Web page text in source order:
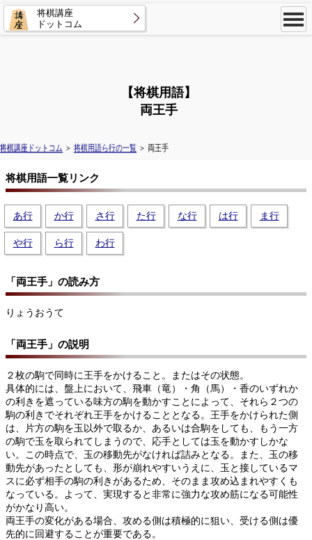
将棋講座
ドットコム
【将棋用語】
両王手
将棋講座ドットコム ＞ 将棋用語ら行の一覧 ＞ 両王手
将棋用語一覧リンク
あ行 か行 さ行 た行 な行 は行 ま行
や行 ら行 わ行
「両王手」の読み方
りょうおうて
「両王手」の説明
２枚の駒で同時に王手をかけること。またはその状態。
具体的には、盤上において、飛車（竜）・角（馬）・香のいずれか
の利きを遮っている味方の駒を動かすことによって、それら２つの
駒の利きでそれぞれ王手をかけることとなる。王手をかけられた側
は、片方の駒を玉以外で取るか、あるいは合駒をしても、もう一方
の駒で玉を取られてしまうので、応手としては玉を動かすしかな
い。この時点で、玉の移動先がなければ詰みとなる。また、玉の移
動先があったとしても、形が崩れやすいうえに、玉と接しているマ
スに必ず相手の駒の利きがあるため、そのまま攻め込まれやすくも
なっている。よって、実現すると非常に強力な攻め筋になる可能性
がかなり高い。
両王手の変化がある場合、攻める側は積極的に狙い、受ける側は優
先的に回避することが重要である。